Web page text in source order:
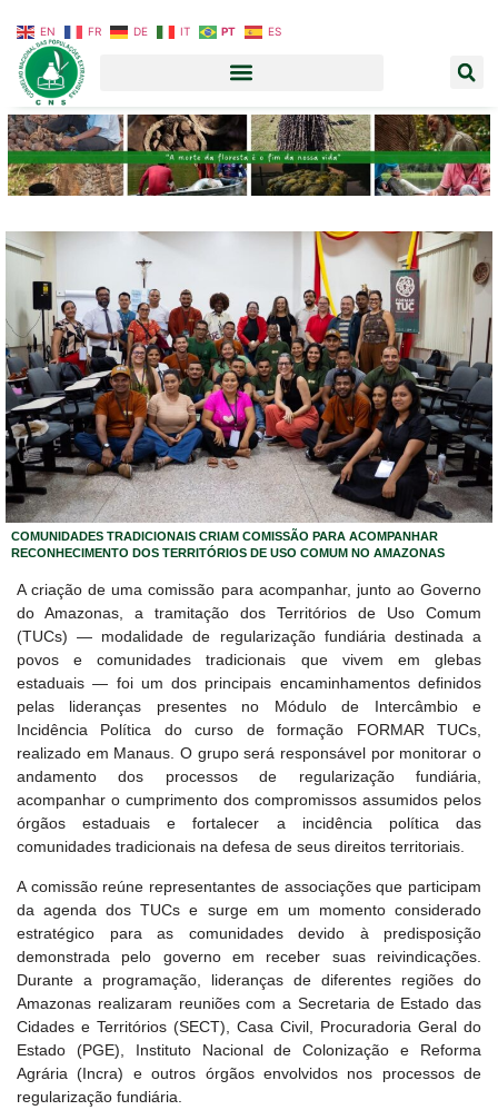
COMUNIDADES TRADICIONAIS CRIAM COMISSÃO PARA ACOMPANHAR
RECONHECIMENTO DOS TERRITÓRIOS DE USO COMUM NO AMAZONAS
A criação de uma comissão para acompanhar, junto ao Governo
do Amazonas, a tramitação dos Territórios de Uso Comum
(TUCs) — modalidade de regularização fundiária destinada a
povos e comunidades tradicionais que vivem em glebas
estaduais — foi um dos principais encaminhamentos definidos
pelas lideranças presentes no Módulo de Intercâmbio e
Incidência Política do curso de formação FORMAR TUCs,
realizado em Manaus. O grupo será responsável por monitorar o
andamento dos processos de regularização fundiária,
acompanhar o cumprimento dos compromissos assumidos pelos
órgãos estaduais e fortalecer a incidência política das
comunidades tradicionais na defesa de seus direitos territoriais.
A comissão reúne representantes de associações que participam
da agenda dos TUCs e surge em um momento considerado
estratégico para as comunidades devido à predisposição
demonstrada pelo governo em receber suas reivindicações.
Durante a programação, lideranças de diferentes regiões do
Amazonas realizaram reuniões com a Secretaria de Estado das
Cidades e Territórios (SECT), Casa Civil, Procuradoria Geral do
Estado (PGE), Instituto Nacional de Colonização e Reforma
Agrária (Incra) e outros órgãos envolvidos nos processos de
regularização fundiária.
EN FR DE IT PT ES